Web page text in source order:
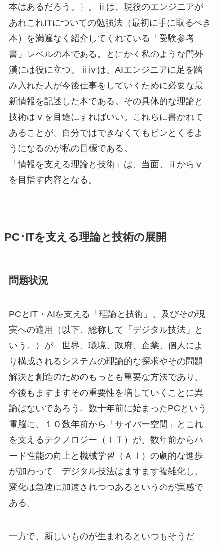
本はあるだろう。）。ⅱは、現役のエンジニアが
あれこれITについての勉強法（最初に手に取るべき
本）を満遍なく紹介してくれている「受験参考
書」レベルの本である。とにかく私のような門外
漢には役に立つ。ⅲⅳは、AIエンジニアに足を踏
み入れた人が今後仕事をしていくために必要な最
新情報を記述した本である。その具体的な理論と
技術はⅴを目途にすればいい。これらに書かれて
あることが、自分ではできなくてもピンとくるよ
うになるのが私の目標である。
「情報を支える理論と技術」は、当面、ⅱからⅴ
を目指す内容となる。
PC･ITを支える理論と技術の展開
問題状況
PCとIT・AIを支える「理論と技術」、及びその現
実への適用（以下、総称して「デジタル技法」と
いう。）が、世界、環境、政府、企業、個人によ
り構成されるシステムの理論的な探求やその問題
解決と創造のためのもっとも重要な方法であり、
今後もますますその重要性を増していくことに異
論はないであろう。数十年前に始まったPCという
電脳に、１０数年前から「サイバー空間」とこれ
を支えるテクノロジー（ＩＴ）が、数年前からハ
ード性能の向上と機械学習（ＡＩ）の劇的な進歩
が加わって、デジタル技法はますます複雑化し、
変化は急速に加速されつつあるというのが実感で
ある。
一方で、新しいものが生まれるといつもそうだ